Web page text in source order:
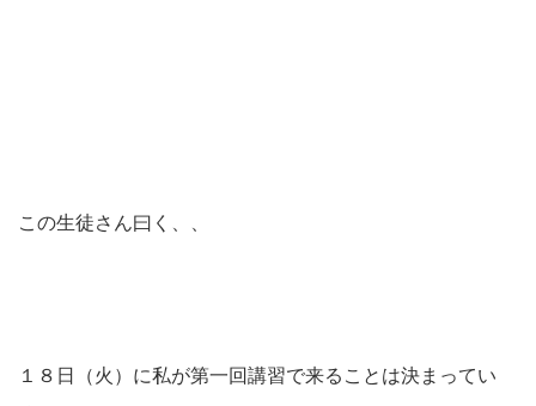
この生徒さん曰く、、
１８日（火）に私が第一回講習で来ることは決まってい